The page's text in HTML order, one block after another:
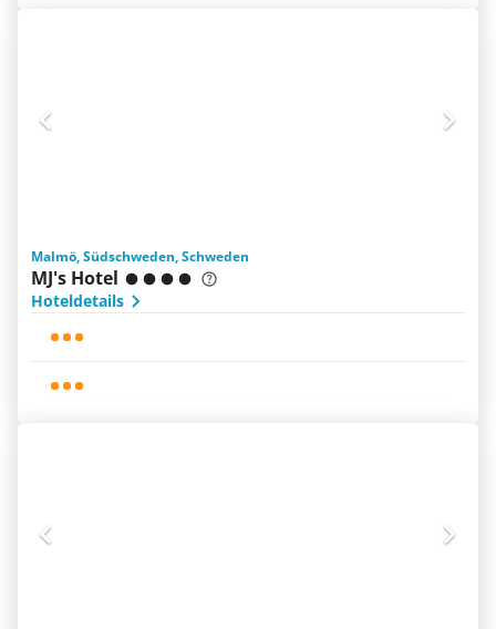
Malmö, Südschweden, Schweden
MJ's Hotel
Hoteldetails